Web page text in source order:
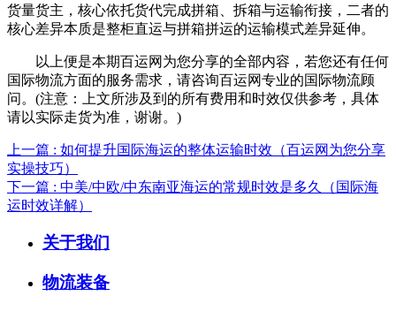
货量货主，核心依托货代完成拼箱、拆箱与运输衔接，二者的
核心差异本质是整柜直运与拼箱拼运的运输模式差异延伸。
以上便是本期百运网为您分享的全部内容，若您还有任何
国际物流方面的服务需求，请咨询百运网专业的国际物流顾
问。(注意：上文所涉及到的所有费用和时效仅供参考，具体
请以实际走货为准，谢谢。)
上一篇 : 如何提升国际海运的整体运输时效（百运网为您分享
实操技巧）
下一篇 : 中美/中欧/中东南亚海运的常规时效是多久（国际海
运时效详解）
关于我们
物流装备